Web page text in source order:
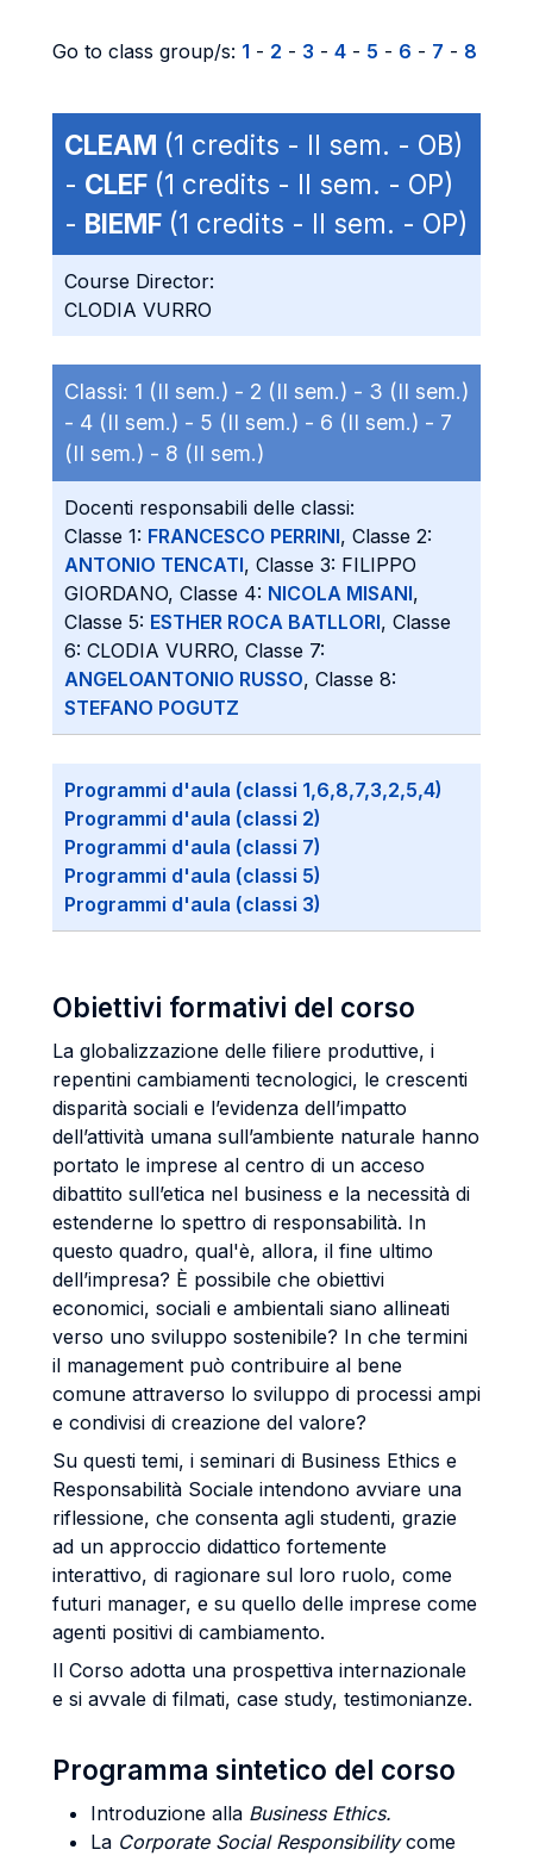
Go to class group/s: 1 - 2 - 3 - 4 - 5 - 6 - 7 - 8
CLEAM (1 credits - II sem. - OB)
- CLEF (1 credits - II sem. - OP)
- BIEMF (1 credits - II sem. - OP)
Course Director:
CLODIA VURRO
Classi: 1 (II sem.) - 2 (II sem.) - 3 (II sem.)
- 4 (II sem.) - 5 (II sem.) - 6 (II sem.) - 7
(II sem.) - 8 (II sem.)
Docenti responsabili delle classi:
Classe 1: FRANCESCO PERRINI, Classe 2:
ANTONIO TENCATI, Classe 3: FILIPPO
GIORDANO, Classe 4: NICOLA MISANI,
Classe 5: ESTHER ROCA BATLLORI, Classe
6: CLODIA VURRO, Classe 7:
ANGELOANTONIO RUSSO, Classe 8:
STEFANO POGUTZ
Programmi d'aula (classi 1,6,8,7,3,2,5,4)
Programmi d'aula (classi 2)
Programmi d'aula (classi 7)
Programmi d'aula (classi 5)
Programmi d'aula (classi 3)
Obiettivi formativi del corso
La globalizzazione delle filiere produttive, i
repentini cambiamenti tecnologici, le crescenti
disparità sociali e l’evidenza dell’impatto
dell’attività umana sull’ambiente naturale hanno
portato le imprese al centro di un acceso
dibattito sull’etica nel business e la necessità di
estenderne lo spettro di responsabilità. In
questo quadro, qual'è, allora, il fine ultimo
dell’impresa? È possibile che obiettivi
economici, sociali e ambientali siano allineati
verso uno sviluppo sostenibile? In che termini
il management può contribuire al bene
comune attraverso lo sviluppo di processi ampi
e condivisi di creazione del valore?
Su questi temi, i seminari di Business Ethics e
Responsabilità Sociale intendono avviare una
riflessione, che consenta agli studenti, grazie
ad un approccio didattico fortemente
interattivo, di ragionare sul loro ruolo, come
futuri manager, e su quello delle imprese come
agenti positivi di cambiamento.
Il Corso adotta una prospettiva internazionale
e si avvale di filmati, case study, testimonianze.
Programma sintetico del corso
Introduzione alla Business Ethics.
La Corporate Social Responsibilitycome